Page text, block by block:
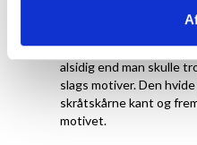
Forsiden af
motivet i billedet. Den
alsidig end man skulle
slags motiver. Den
skråtskårne kant og
motivet.